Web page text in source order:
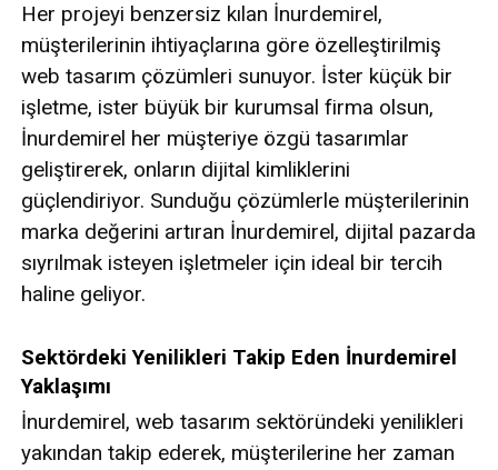
Her projeyi benzersiz kılan İnurdemirel,
müşterilerinin ihtiyaçlarına göre özelleştirilmiş
web tasarım çözümleri sunuyor. İster küçük bir
işletme, ister büyük bir kurumsal firma olsun,
İnurdemirel her müşteriye özgü tasarımlar
geliştirerek, onların dijital kimliklerini
güçlendiriyor. Sunduğu çözümlerle müşterilerinin
marka değerini artıran İnurdemirel, dijital pazarda
sıyrılmak isteyen işletmeler için ideal bir tercih
haline geliyor.
Sektördeki Yenilikleri Takip Eden İnurdemirel
Yaklaşımı
İnurdemirel, web tasarım sektöründeki yenilikleri
yakından takip ederek, müşterilerine her zaman